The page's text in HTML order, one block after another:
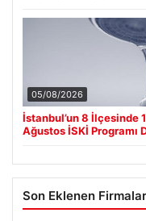
05/08/2026
İstanbul’un 8 İlçesinde
Ağustos İSKİ Programı
Son Eklenen Firmalar